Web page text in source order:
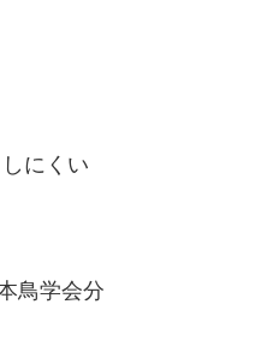
にくい
鳥学会分